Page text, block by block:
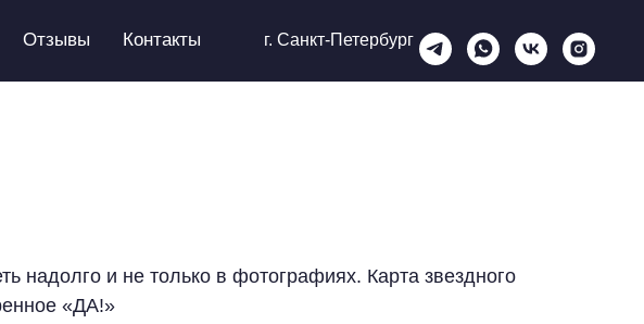
Отзывы Контакты г. Санкт-Петербург
надолго и не только в фотографиях. Карта звездного
«ДА!»